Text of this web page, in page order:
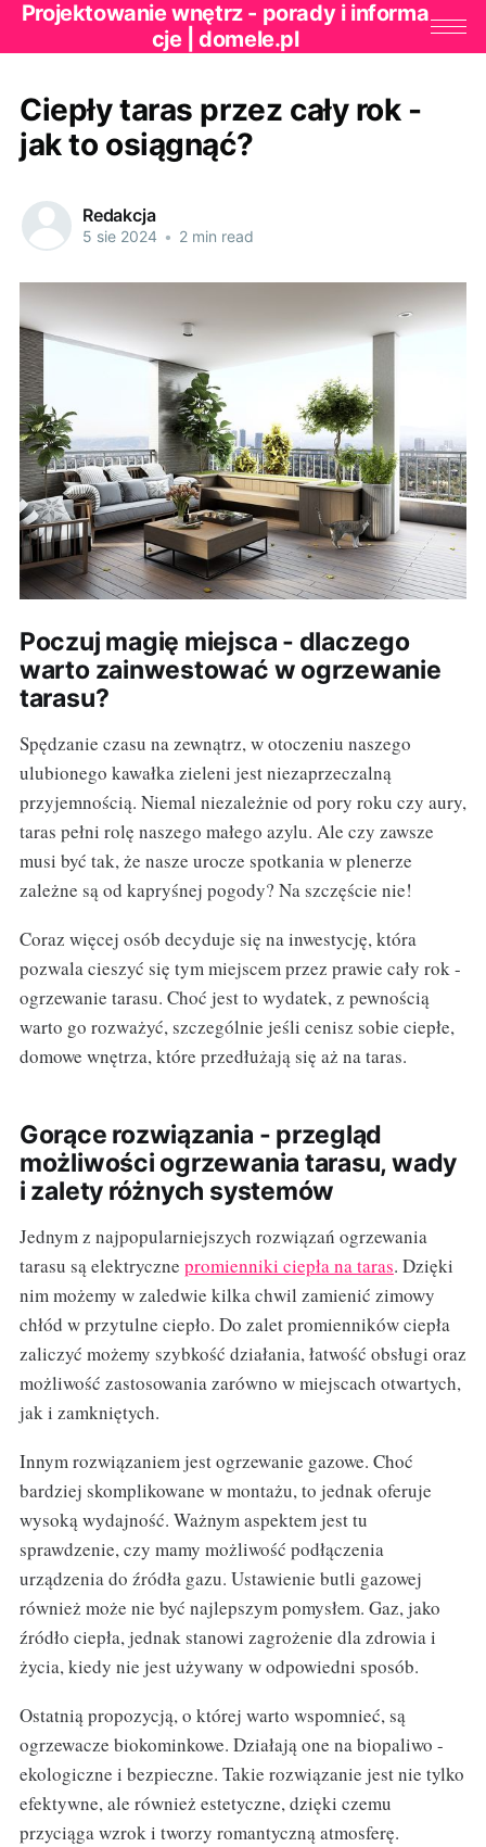
Projektowanie wnętrz - porady i informa
cje | domele.pl
Ciepły taras przez cały rok -
jak to osiągnąć?
Redakcja
5 sie 2024 • 2 min read
Poczuj magię miejsca - dlaczego
warto zainwestować w ogrzewanie
tarasu?
Spędzanie czasu na zewnątrz, w otoczeniu naszego
ulubionego kawałka zieleni jest niezaprzeczalną
przyjemnością. Niemal niezależnie od pory roku czy aury,
taras pełni rolę naszego małego azylu. Ale czy zawsze
musi być tak, że nasze urocze spotkania w plenerze
zależne są od kapryśnej pogody? Na szczęście nie!
Coraz więcej osób decyduje się na inwestycję, która
pozwala cieszyć się tym miejscem przez prawie cały rok -
ogrzewanie tarasu. Choć jest to wydatek, z pewnością
warto go rozważyć, szczególnie jeśli cenisz sobie ciepłe,
domowe wnętrza, które przedłużają się aż na taras.
Gorące rozwiązania - przegląd
możliwości ogrzewania tarasu, wady
i zalety różnych systemów
Jednym z najpopularniejszych rozwiązań ogrzewania
tarasu są elektryczne promienniki ciepła na taras. Dzięki
nim możemy w zaledwie kilka chwil zamienić zimowy
chłód w przytulne ciepło. Do zalet promienników ciepła
zaliczyć możemy szybkość działania, łatwość obsługi oraz
możliwość zastosowania zarówno w miejscach otwartych,
jak i zamkniętych.
Innym rozwiązaniem jest ogrzewanie gazowe. Choć
bardziej skomplikowane w montażu, to jednak oferuje
wysoką wydajność. Ważnym aspektem jest tu
sprawdzenie, czy mamy możliwość podłączenia
urządzenia do źródła gazu. Ustawienie butli gazowej
również może nie być najlepszym pomysłem. Gaz, jako
źródło ciepła, jednak stanowi zagrożenie dla zdrowia i
życia, kiedy nie jest używany w odpowiedni sposób.
Ostatnią propozycją, o której warto wspomnieć, są
ogrzewacze biokominkowe. Działają one na biopaliwo -
ekologiczne i bezpieczne. Takie rozwiązanie jest nie tylko
efektywne, ale również estetyczne, dzięki czemu
przyciąga wzrok i tworzy romantyczną atmosferę.